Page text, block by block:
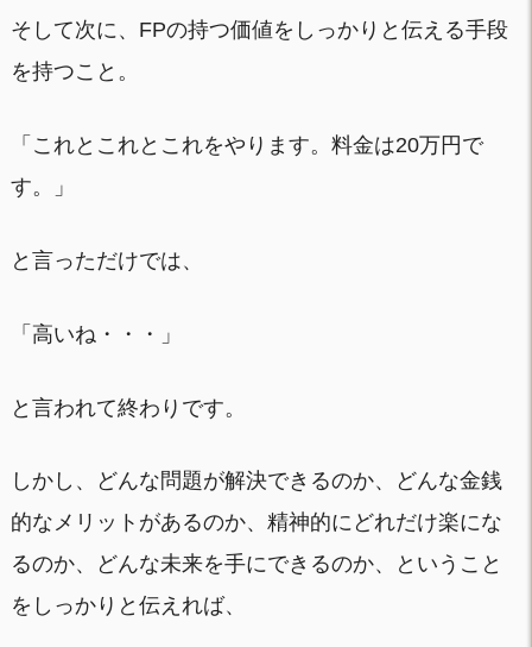
そして次に、FPの持つ価値をしっかりと伝える手段
を持つこと。
「これとこれとこれをやります。料金は20万円で
す。」
と言っただけでは、
「高いね・・・」
と言われて終わりです。
しかし、どんな問題が解決できるのか、どんな金銭
的なメリットがあるのか、精神的にどれだけ楽にな
るのか、どんな未来を手にできるのか、ということ
をしっかりと伝えれば、